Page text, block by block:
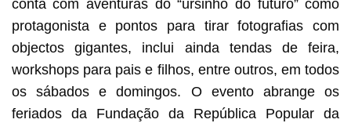
conta com aventuras do “ursinho do futuro” como
protagonista e pontos para tirar fotografias com
objectos gigantes, inclui ainda tendas de feira,
workshops para pais e filhos, entre outros, em todos
os sábados e domingos. O evento abrange os
feriados da Fundação da República Popular da